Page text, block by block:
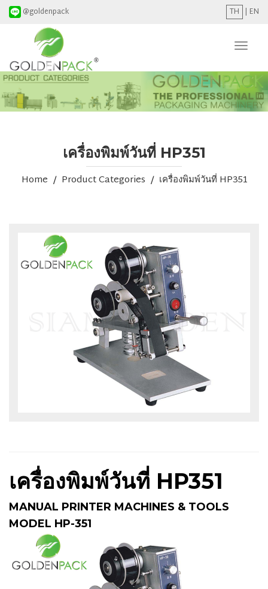
@goldenpack TH | EN
เครื่องพิมพ์วันที่ HP351
Home Product Categories เครื่องพิมพ์วันที่ HP351
เครื่องพิมพ์วันที่ HP351
MANUAL PRINTER MACHINES & TOOLS
MODEL HP-351